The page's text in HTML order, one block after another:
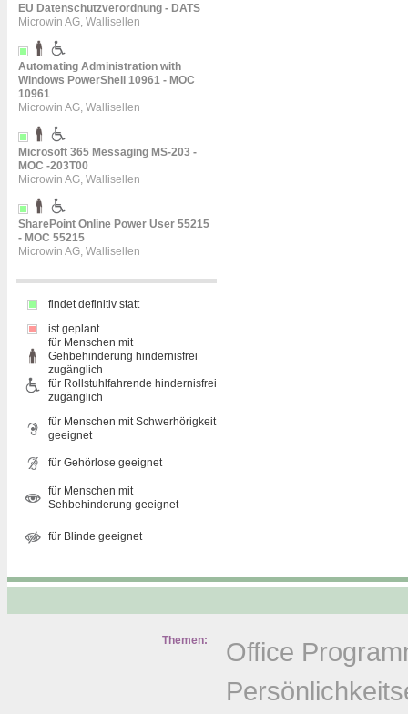
EU Datenschutzverordnung - DATS
Microwin AG, Wallisellen
Automating Administration with
Windows PowerShell 10961 - MOC
10961
Microwin AG, Wallisellen
Microsoft 365 Messaging MS-203 -
MOC -203T00
Microwin AG, Wallisellen
SharePoint Online Power User 55215
- MOC 55215
Microwin AG, Wallisellen
findet definitiv statt
ist geplant
für Menschen mit
Gehbehinderung hindernisfrei
zugänglich
für Rollstuhlfahrende hindernisfrei
zugänglich
für Menschen mit Schwerhörigkeit
geeignet
für Gehörlose geeignet
für Menschen mit
Sehbehinderung geeignet
für Blinde geeignet
Themen:
Office